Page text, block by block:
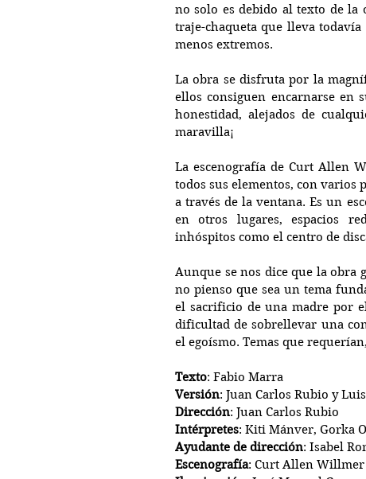
no solo es debido al texto de
traje-chaqueta que lleva
menos extremos.
La obra se disfruta por la
ellos consiguen encarnarse en
honestidad, alejados de
maravilla¡
La escenografía de Curt Allen
todos sus elementos, con
a través de la ventana. Es un
en otros lugares, espacios
inhóspitos como el centro de
Aunque se nos dice que la obra
no pienso que sea un tema
el sacrificio de una madre por
dificultad de sobrellevar una
el egoísmo. Temas que
Texto: Fabio Marra
Versión: Juan Carlos Rubio y
Dirección: Juan Carlos Rubio
Intérpretes: Kiti Mánver, Gorka
Ayudante de dirección: Isabel
Escenografía: Curt Allen Willmer